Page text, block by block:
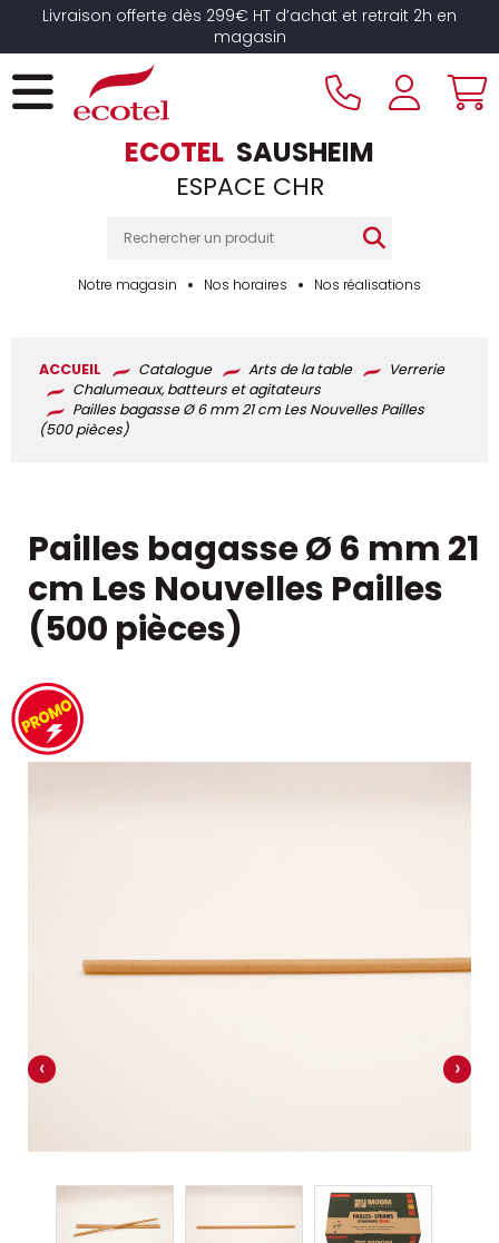
Livraison offerte dès 299€ HT d’achat et retrait 2h en
magasin
ECOTEL SAUSHEIM
ESPACE CHR
Notre magasin Nos horaires Nos réalisations
ACCUEIL Catalogue Arts de la table
Verrerie
Chalumeaux, batteurs et agitateurs
Pailles bagasse Ø 6 mm 21 cm Les Nouvelles Pailles
(500 pièces)
Pailles bagasse Ø 6 mm 21
cm Les Nouvelles Pailles
(500 pièces)
‹ ›
Panneau de gestion des cookies